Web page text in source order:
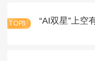
TOP3 “AI双星”上空